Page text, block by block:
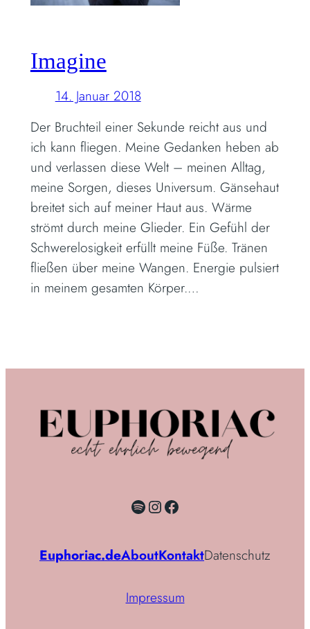
Imagine
14. Januar 2018
Der Bruchteil einer Sekunde reicht aus und
ich kann fliegen. Meine Gedanken heben ab
und verlassen diese Welt – meinen Alltag,
meine Sorgen, dieses Universum. Gänsehaut
breitet sich auf meiner Haut aus. Wärme
strömt durch meine Glieder. Ein Gefühl der
Schwerelosigkeit erfüllt meine Füße. Tränen
fließen über meine Wangen. Energie pulsiert
in meinem gesamten Körper.…
Spotify
Instagram
Facebook
Euphoriac.deAboutKontaktDatenschutz
Impressum